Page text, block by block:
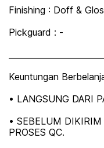
Finishing : Doff &
Pickguard : -
Keuntungan
• LANGSUNG DARI
• SEBELUM
PROSES QC.